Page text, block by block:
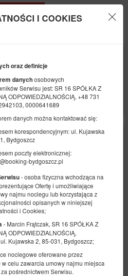
I COOKIES
oraz definicje
danychosobowych
Serwisu jest: SR 16 SPÓŁKA Z
ODPOWIEDZIALNOŚCIĄ, +48 731
0000641689
danych można kontaktować się:
korespondencyjnym: ul. Kujawska
Bydgoszcz
poczty elektronicznej:
bydgoszcz.pl
- osoba fizyczna wchodząca na
Ofertę i umożliwiające
najmu noclegu lub korzystająca z
opisanych w niniejszej
i Cookies;
- Marcin Frątczak, SR 16 SPÓŁKA Z
ODPOWIEDZIALNOŚCIĄ,
Kujawska 2, 85-031, Bydgoszcz;
noclegowe oferowane przez
w celu zawarcia umowy najmu miejsca
pośrednictwem Serwisu.
08
SIERPNIA
FILTRY